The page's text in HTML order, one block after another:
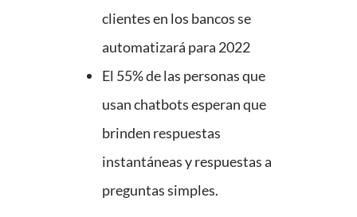
clientes en los bancos se
automatizará para 2022
El 55% de las personas que
usan chatbots esperan que
brinden respuestas
instantáneas y respuestas a
preguntas simples.